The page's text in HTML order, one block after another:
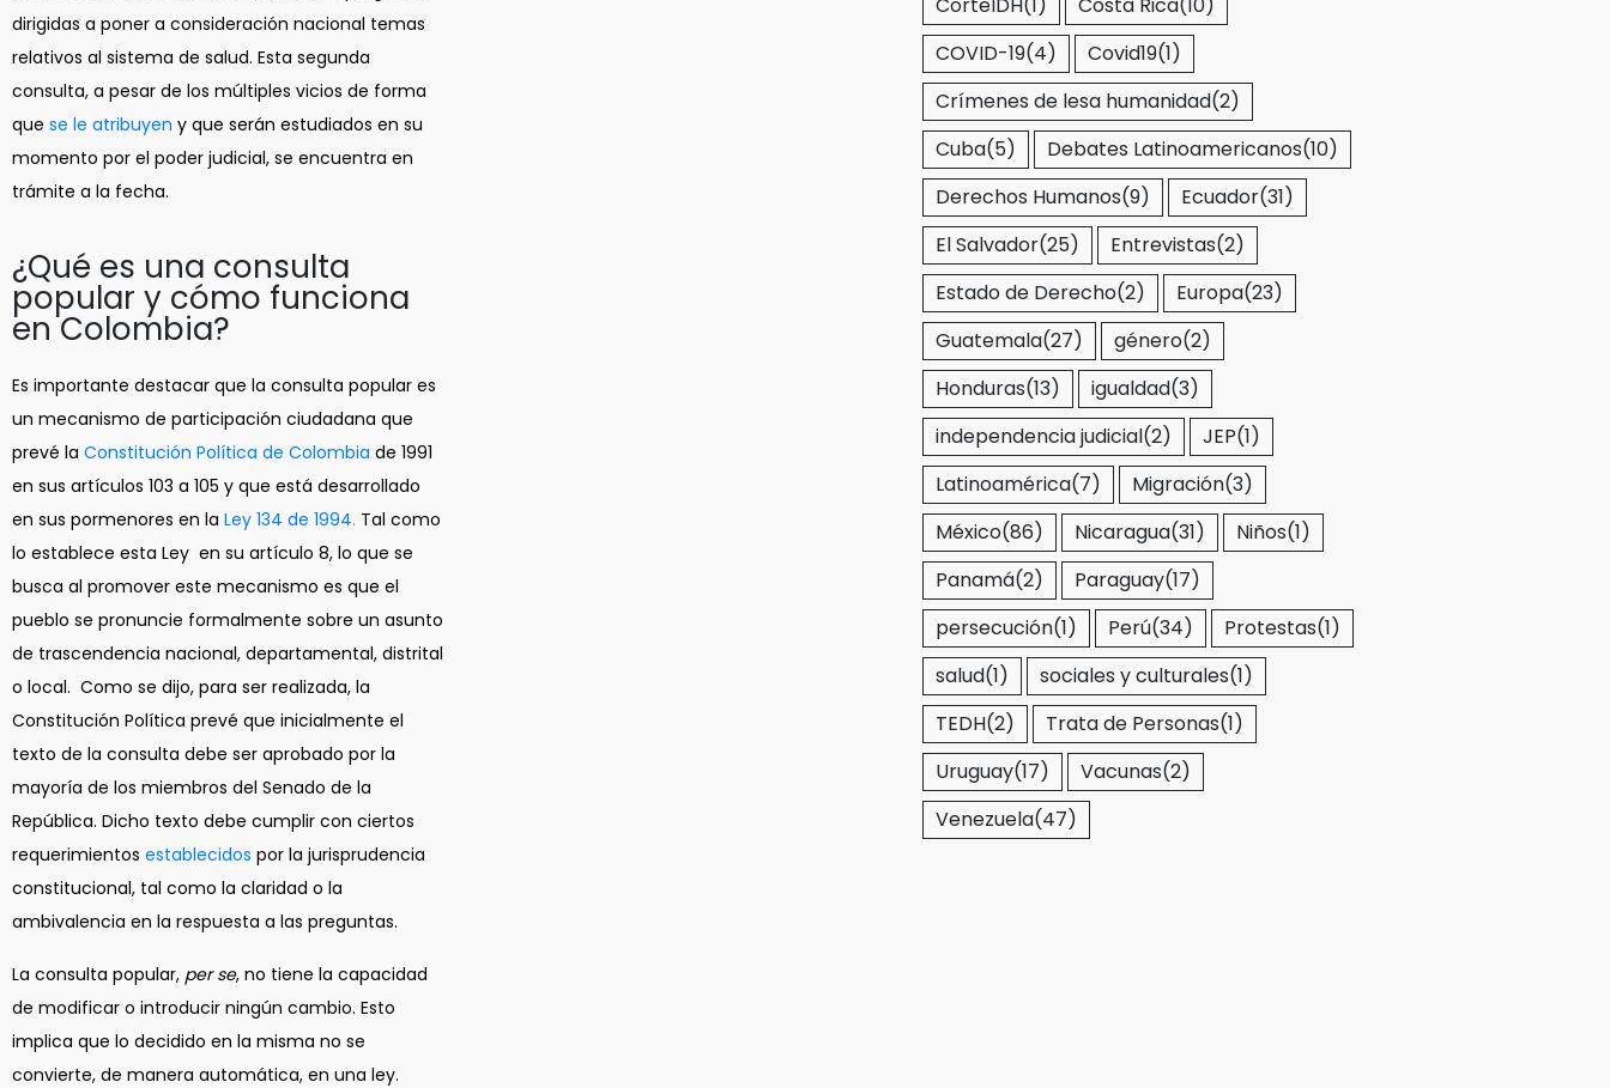
dirigidas a poner a consideración nacional temas
relativos al sistema de salud. Esta segunda
consulta, a pesar de los múltiples vicios de forma
que se le atribuyen y que serán estudiados en su
momento por el poder judicial, se encuentra en
trámite a la fecha.
¿Qué es una consulta
popular y cómo funciona
en Colombia?
Es importante destacar que la consulta popular es
un mecanismo de participación ciudadana que
prevé la Constitución Política de Colombia de 1991
en sus artículos 103 a 105 y que está desarrollado
en sus pormenores en la Ley 134 de 1994. Tal como
lo establece esta Ley en su artículo 8, lo que se
busca al promover este mecanismo es que el
pueblo se pronuncie formalmente sobre un asunto
de trascendencia nacional, departamental, distrital
o local. Como se dijo, para ser realizada, la
Constitución Política prevé que inicialmente el
texto de la consulta debe ser aprobado por la
mayoría de los miembros del Senado de la
República. Dicho texto debe cumplir con ciertos
requerimientos establecidos por la jurisprudencia
constitucional, tal como la claridad o la
ambivalencia en la respuesta a las preguntas.
La consulta popular, per se, no tiene la capacidad
de modificar o introducir ningún cambio. Esto
implica que lo decidido en la misma no se
convierte, de manera automática, en una ley.
COVID-19(4) Covid19(1)
Crímenes de lesa humanidad(2)
Cuba(5) Debates Latinoamericanos(10)
Derechos Humanos(9) Ecuador(31)
El Salvador(25) Entrevistas(2)
Estado de Derecho(2) Europa(23)
Guatemala(27) género(2)
Honduras(13) igualdad(3)
independencia judicial(2) JEP(1)
Latinoamérica(7) Migración(3)
México(86) Nicaragua(31) Niños(1)
Panamá(2) Paraguay(17)
persecución(1) Perú(34) Protestas(1)
salud(1) sociales y culturales(1)
TEDH(2) Trata de Personas(1)
Uruguay(17) Vacunas(2)
Venezuela(47)